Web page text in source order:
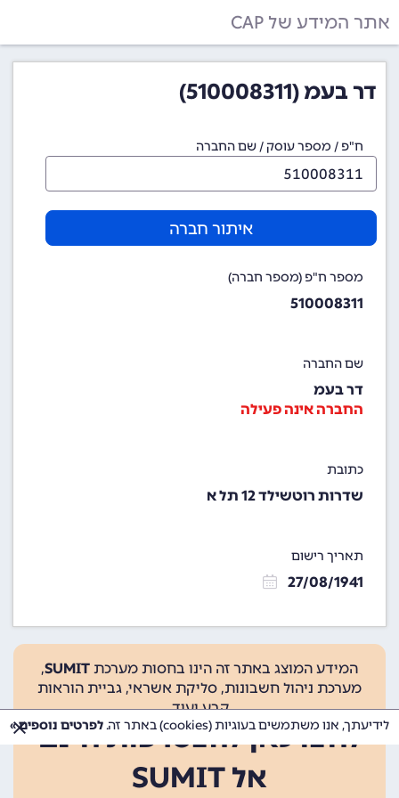
אתר המידע של CAP
דר בעמ (510008311)
ח"פ / מספר עוסק / שם החברה
איתור חברה
מספר ח"פ (מספר חברה)
510008311
שם החברה
דר בעמ
החברה אינה פעילה
כתובת
שדרות רוטשילד 12 תל א
תאריך רישום
27/08/1941
המידע המוצג באתר זה הינו בחסות מערכת SUMIT
,
מערכת ניהול חשבונות, סליקת אשראי, גביית הוראות
קבע ועוד.
לחצו כאן להצטרפות חינם
אל SUMIT
לידיעתך, אנו משתמשים בעוגיות (cookies) באתר זה. לפרטים נוספים »